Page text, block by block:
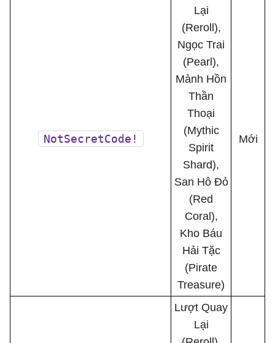
NotSecretCode!
Lại
(Reroll),
Ngọc Trai
(Pearl),
Mảnh Hồn
Thần
Thoại
(Mythic
Spirit
Shard),
San Hô Đỏ
(Red
Coral),
Kho Báu
Hải Tặc
(Pirate
Treasure)
Mới
Lượt Quay
Lại